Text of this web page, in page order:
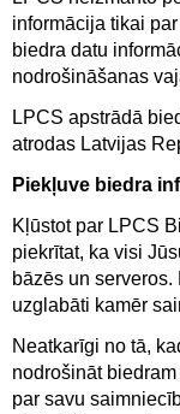
informācija tikai
biedra datu
nodrošināšanas
LPCS apstrādā
atrodas Latvijas
Piekļuve biedra
Kļūstot par LPCS
piekrītat, ka visi
bāzēs un
uzglabāti kamēr
Neatkarīgi no tā,
nodrošināt
par savu